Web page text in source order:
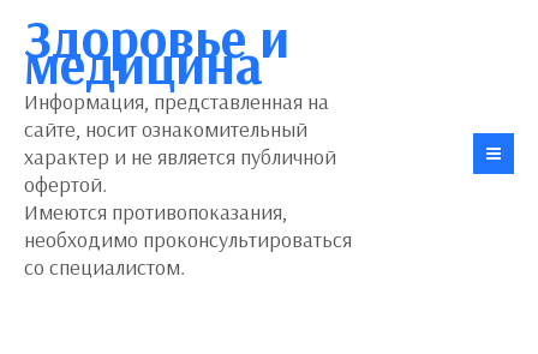
Здоровье и
медицина
Информация, представленная на
сайте, носит ознакомительный
характер и не является публичной
офертой.
Имеются противопоказания,
необходимо проконсультироваться
со специалистом.